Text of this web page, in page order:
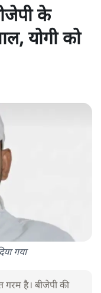
के
योगी को
गया
गरम है। बीजेपी की